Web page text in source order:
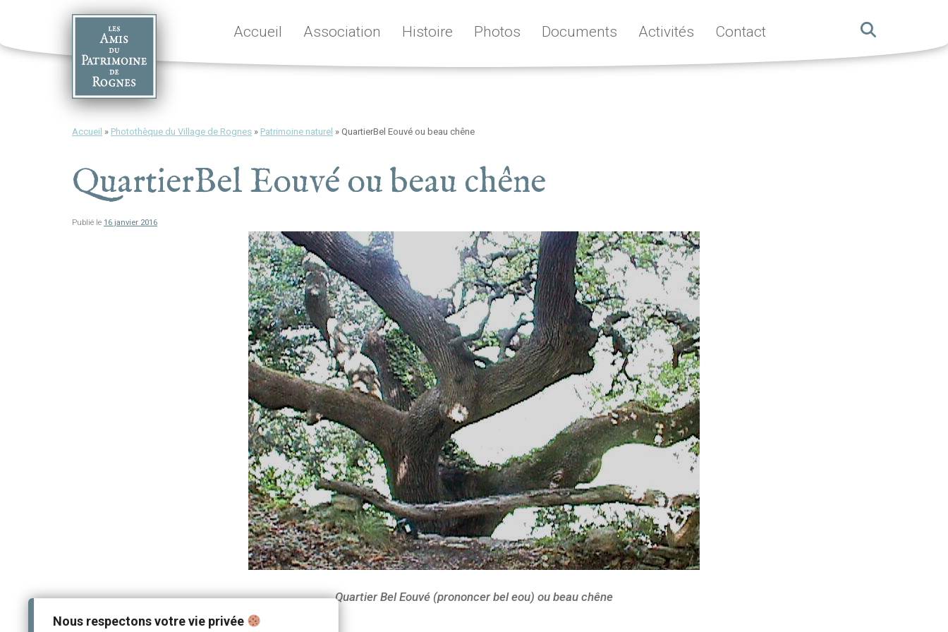
Nous respectons votre vie privée
content
Accueil Association Histoire Photos Documents Activités Contact
Accueil » Photothèque du Village de Rognes » Patrimoine naturel » QuartierBel Eouvé ou beau chêne
QuartierBel Eouvé ou beau chêne
Publié le 16 janvier 2016
Quartier Bel Eouvé (prononcer bel eou) ou beau chêne
Catégorie(s) :Patrimoine naturel ,Photothèque du Village de Rognes